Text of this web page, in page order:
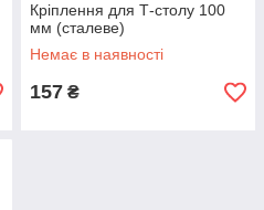
Кріплення для Т-столу 100
мм (сталеве)
Немає в наявності
157 ₴